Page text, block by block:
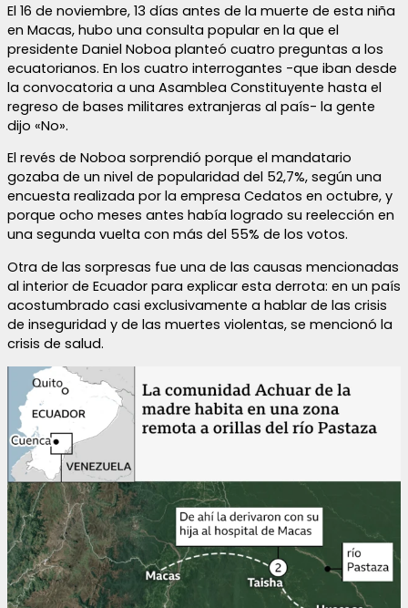
El 16 de noviembre, 13 días antes de la muerte de esta niña
en Macas, hubo una consulta popular en la que el
presidente Daniel Noboa planteó cuatro preguntas a los
ecuatorianos. En los cuatro interrogantes -que iban desde
la convocatoria a una Asamblea Constituyente hasta el
regreso de bases militares extranjeras al país- la gente
dijo «No».
El revés de Noboa sorprendió porque el mandatario
gozaba de un nivel de popularidad del 52,7%, según una
encuesta realizada por la empresa Cedatos en octubre, y
porque ocho meses antes había logrado su reelección en
una segunda vuelta con más del 55% de los votos.
Otra de las sorpresas fue una de las causas mencionadas
al interior de Ecuador para explicar esta derrota: en un país
acostumbrado casi exclusivamente a hablar de las crisis
de inseguridad y de las muertes violentas, se mencionó la
crisis de salud.